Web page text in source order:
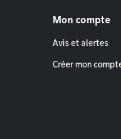
Mon compte
Avis et alertes
Créer mon